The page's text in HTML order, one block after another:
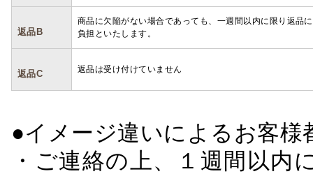
返品B
商品に欠陥がない場合であっても、一週間以内に限り返品
負担といたします。
返品C 返品は受け付けていません
●イメージ違いによるお客
・ご連絡の上、１週間以